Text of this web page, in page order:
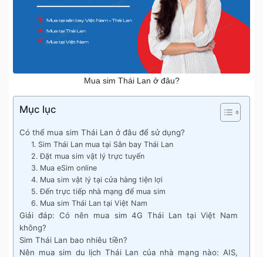
Mua sim Thái Lan ở đâu?
Mục lục
Có thể mua sim Thái Lan ở đâu để sử dụng?
1. Sim Thái Lan mua tại Sân bay Thái Lan
2. Đặt mua sim vật lý trực tuyến
3. Mua eSim online
4. Mua sim vật lý tại cửa hàng tiện lợi
5. Đến trực tiếp nhà mạng để mua sim
6. Mua sim Thái Lan tại Việt Nam
Giải đáp: Có nên mua sim 4G Thái Lan tại Việt Nam
không?
Sim Thái Lan bao nhiêu tiền?
Nên mua sim du lịch Thái Lan của nhà mạng nào: AIS,